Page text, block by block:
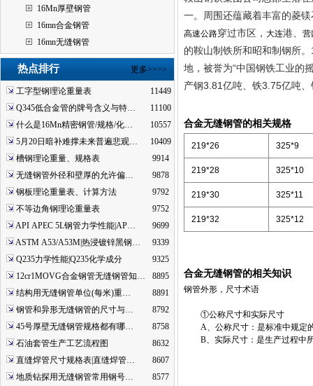
16Mn厚壁钢管
16mn合金钢管
16mn无缝钢管
热点排行 更多>>>>
工字型钢理论重量表
11449
Q345低合金管的牌号含义与特…
11100
什么是16Mn精密钢管/规格/化…
10557
5月20日暗补难撑未来普遍悲观…
10409
槽钢理论重量、规格表
9914
无缝钢管外径和壁厚的允许偏…
9878
钢板理论重量表、计算方法
9792
不等边角钢理论重量表
9752
API APEC 5L钢管力学性能|AP…
9699
ASTM A53/A53M|热浸镀锌黑钢…
9339
Q235力学性能|Q235化学成分
9325
12cr1MOVG合金钢管无缝钢管知…
8895
结构用无缝钢管单位(每米)重…
8891
钢管和异形无缝钢管的尺寸与…
8792
45号厚壁无缝钢管规格都有哪…
8758
石油套管生产工艺流程图
8632
直缝焊管尺寸规格表|直缝焊管…
8607
地质钻探用无缝钢管常用钢号…
8577
一。周围还蕴藏着丰富的菱
高速公路穿过市区， 大连港、 营
的鞍山制铁所和昭和制钢所
地，被誉为“中国钢铁工业的
产钢3.81亿吨、铁3.75亿吨
合金无缝钢管的相关规格
219*26 325*9
219*28 325*10
219*30 325*11
219*32 325*12
合金无缝钢管的相关知识
钢管外形，尺寸术语
①公称尺寸和实际尺寸
A、公称尺寸：是标准中规定的
B、实际尺寸：是生产过程中所